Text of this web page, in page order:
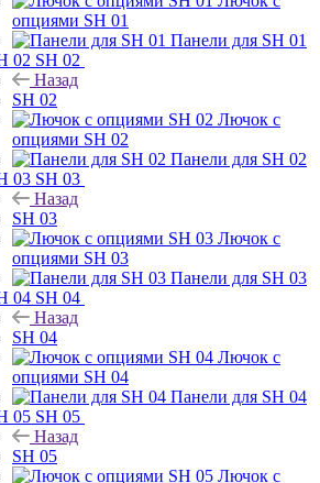
опциями SH 01
Панели для SH 01
SH 02
Назад
SH 02
Лючок с
опциями SH 02
Панели для SH 02
SH 03
Назад
SH 03
Лючок с
опциями SH 03
Панели для SH 03
SH 04
Назад
SH 04
Лючок с
опциями SH 04
Панели для SH 04
SH 05
Назад
SH 05
Лючок с